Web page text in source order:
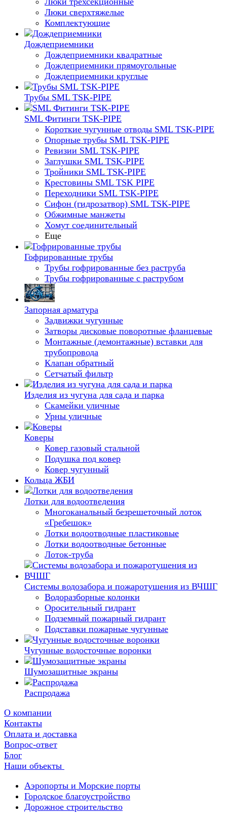
Люки сверхтяжелые
Комплектующие
Дождеприемники
Дождеприемники квадратные
Дождеприемники прямоугольные
Дождеприемники круглые
Трубы SML TSK-PIPE
SML Фитинги TSK-PIPE
Короткие чугунные отводы SML TSK-PIPE
Опорные трубы SML TSK-PIPE
Ревизии SML TSK-PIPE
Заглушки SML TSK-PIPE
Тройники SML TSK-PIPE
Крестовины SML TSK PIPE
Переходники SML TSK-PIPE
Сифон (гидрозатвор) SML TSK-PIPE
Обжимные манжеты
Хомут соединительный
Еще
Гофрированные трубы
Трубы гофрированные без раструба
Трубы гофрированные с раструбом
Запорная арматура
Задвижки чугунные
Затворы дисковые поворотные фланцевые
Монтажные (демонтажные) вставки для
трубопровода
Клапан обратный
Сетчатый фильтр
Изделия из чугуна для сада и парка
Скамейки уличные
Урны уличные
Коверы
Ковер газовый стальной
Подушка под ковер
Ковер чугунный
Кольца ЖБИ
Лотки для водоотведения
Многоканальный безрешеточный лоток
«Гребешок»
Лотки водоотводные пластиковые
Лотки водоотводные бетонные
Лоток-труба
Системы водозабора и пожаротушения из ВЧШГ
Водоразборные колонки
Оросительный гидрант
Подземный пожарный гидрант
Подставки пожарные чугунные
Чугунные водосточные воронки
Шумозащитные экраны
Распродажа
О компании
Контакты
Оплата и доставка
Вопрос-ответ
Блог
Наши объекты
Аэропорты и Морские порты
Городское благоустройство
Дорожное строительство